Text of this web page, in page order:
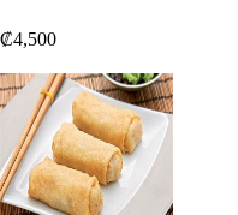
₡4,500